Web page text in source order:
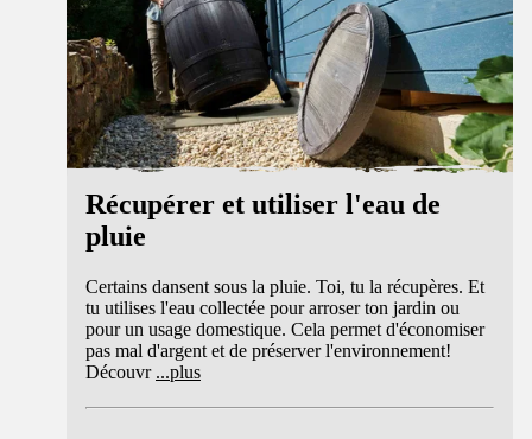
Récupérer et utiliser l'eau de
pluie
Certains dansent sous la pluie. Toi, tu la récupères. Et
tu utilises l'eau collectée pour arroser ton jardin ou
pour un usage domestique. Cela permet d'économiser
pas mal d'argent et de préserver l'environnement!
Découvr ...plus